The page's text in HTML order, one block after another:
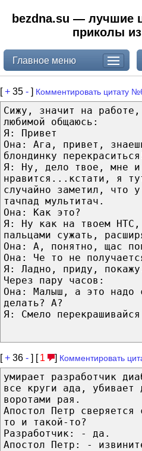
bezdna.su — лучшие
приколы
Главное меню
[+ 35 - ] Комментировать цитату
Сижу, значит на работе,
любимой общаюсь:
Я: Привет
Она: Ага, привет,
блондинку
Я: Ну, дело твое, мне и
нравится...кстати, я
случайно заметил, что
тачпад мультитач.
Она: Как это?
Я: Ну как на твоем HTС,
пальцами сужать,
Она: А, понятно, щас
Она: Че то не
Я: Ладно, приду,
Через пару часов:
Она: Малыш, а это надо
делать? А?
Я: Смело
[+ 36 - ] [ 1 ] Комментировать
умирает разработчик
все круги ада, убивает
воротами рая.
Апостол Петр
то и такой-то?
Разработчик: - да.
Апостол Петр: -